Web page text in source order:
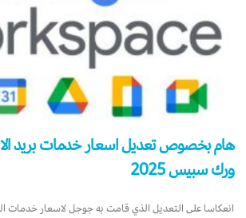
هام بخصوص تعديل اسعار خدمات بريد
ورك سبيس 2025
انعكاسا على التعديل الذي قامت به جوجل لاسعار خدمات